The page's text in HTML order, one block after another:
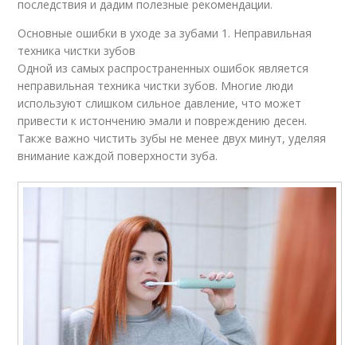
последствия и дадим полезные рекомендации.
Основные ошибки в уходе за зубами 1. Неправильная
техника чистки зубов
Одной из самых распространенных ошибок является
неправильная техника чистки зубов. Многие люди
используют слишком сильное давление, что может
привести к истончению эмали и повреждению десен.
Также важно чистить зубы не менее двух минут, уделяя
внимание каждой поверхности зуба.